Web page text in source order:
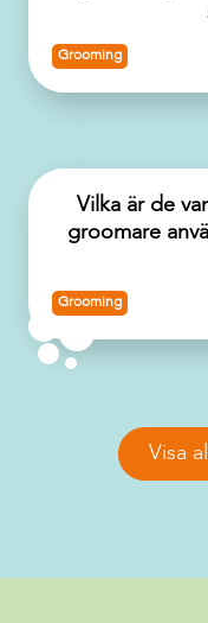
Grooming
Grooming
Vilka är de
groomare
Visa